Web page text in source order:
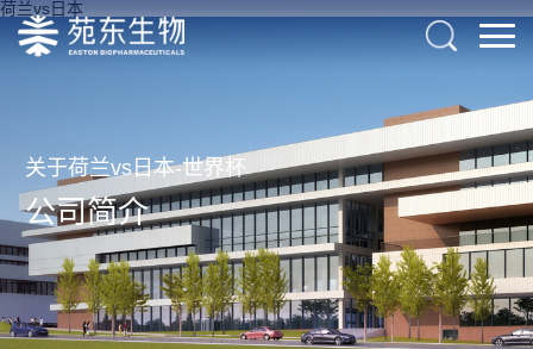
荷兰vs日本
关于荷兰vs日本-世界杯
公司简介